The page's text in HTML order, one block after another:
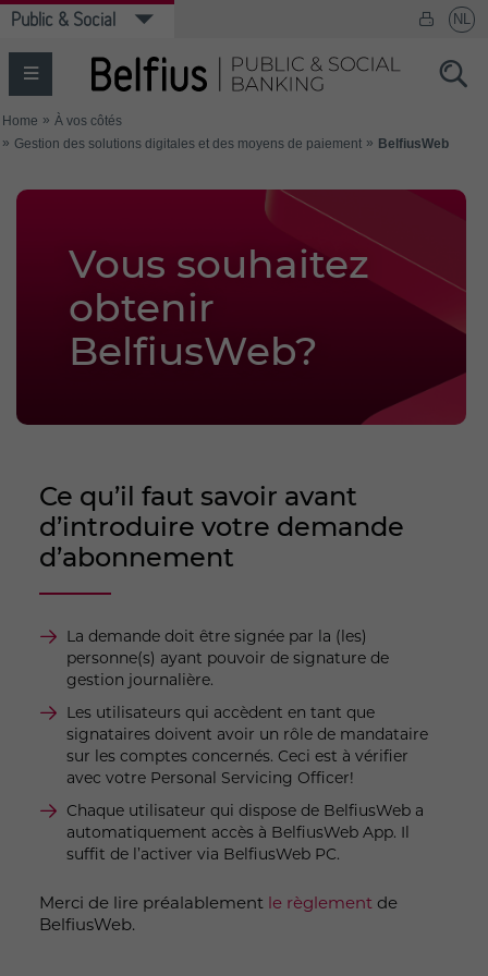
Vous souhaitez
obtenir
BelfiusWeb?
Ce qu’il faut savoir avant
d’introduire votre demande
d’abonnement
La demande doit être signée par la (les)
personne(s) ayant pouvoir de signature de
gestion journalière.
Les utilisateurs qui accèdent en tant que
signataires doivent avoir un rôle de mandataire
sur les comptes concernés. Ceci est à vérifier
avec votre Personal Servicing Officer!
Chaque utilisateur qui dispose de BelfiusWeb a
automatiquement accès à BelfiusWeb App. Il
suffit de l’activer via BelfiusWeb PC.
Merci de lire préalablement le règlement de
BelfiusWeb.